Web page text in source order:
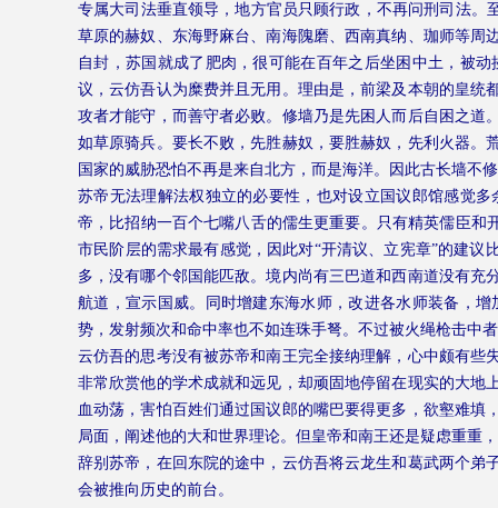
专属大司法垂直领导，地方官员只顾行政，不再问刑司法。
草原的赫奴、东海野麻台、南海隗磨、西南真纳、珈师等
自封，苏国就成了肥肉，很可能在百年之后坐困中土，被
议，云仿吾认为糜费并且无用。理由是，前梁及本朝的皇
攻者才能守，而善守者必败。修墙乃是先困人而后自困之
如草原骑兵。要长不败，先胜赫奴，要胜赫奴，先利火器
国家的威胁恐怕不再是来自北方，而是海洋。因此古长墙不
苏帝无法理解法权独立的必要性，也对设立国议郎馆感觉
帝，比招纳一百个七嘴八舌的儒生更重要。只有精英儒臣和
市民阶层的需求最有感觉，因此对“开清议、立宪章”的建
多，没有哪个邻国能匹敌。境内尚有三巴道和西南道没有
航道，宣示国威。同时增建东海水师，改进各水师装备，
势，发射频次和命中率也不如连珠手弩。不过被火绳枪击中
云仿吾的思考没有被苏帝和南王完全接纳理解，心中颇有
非常欣赏他的学术成就和远见，却顽固地停留在现实的大
血动荡，害怕百姓们通过国议郎的嘴巴要得更多，欲壑难
局面，阐述他的大和世界理论。但皇帝和南王还是疑虑重重
辞别苏帝，在回东院的途中，云仿吾将云龙生和葛武两个
会被推向历史的前台。